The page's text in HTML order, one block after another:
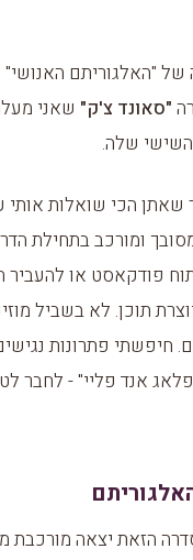
"האלגוריתם האנושי"
"סאונד צ'ק" שאני
שלה.
הכי שואלות אותי
ומורכב בתחילת
פודקאסט או להעביר
תוכן. לא בשביל
אנד פליי" - לחבר
הזאת יצאה מורכבת